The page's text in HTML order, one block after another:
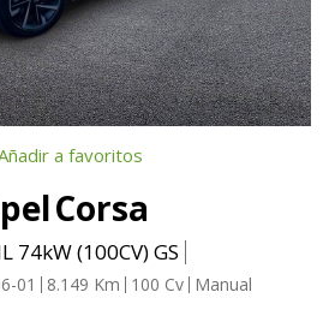
a favoritos
Corsa
74kW (100CV) GS
01 8.149 Km 100 Cv Manual